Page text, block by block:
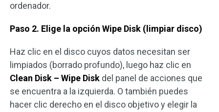
ordenador.
Paso 2. Elige la opción Wipe Disk (limpiar disco)
Haz clic en el disco cuyos datos necesitan ser
limpiados (borrado profundo), luego haz clic en
Clean Disk – Wipe Disk del panel de acciones que
se encuentra a la izquierda. O también puedes
hacer clic derecho en el disco objetivo y elegir la